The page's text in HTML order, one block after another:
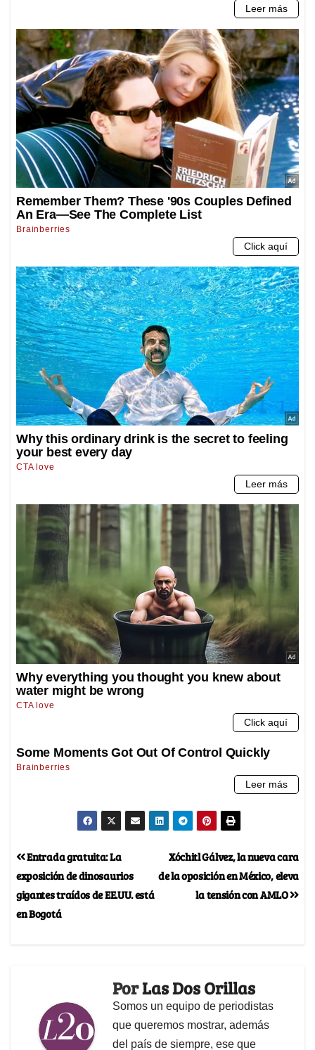
Xóchitl Gálvez, la nueva cara
de la oposición en México, eleva
la tensión con AMLO
Entrada gratuita: La
exposición de dinosaurios
gigantes traídos de EE.UU. está
en Bogotá
PorLas Dos Orillas
Somos un equipo de periodistas
que queremos mostrar, además
del país de siempre, ese que